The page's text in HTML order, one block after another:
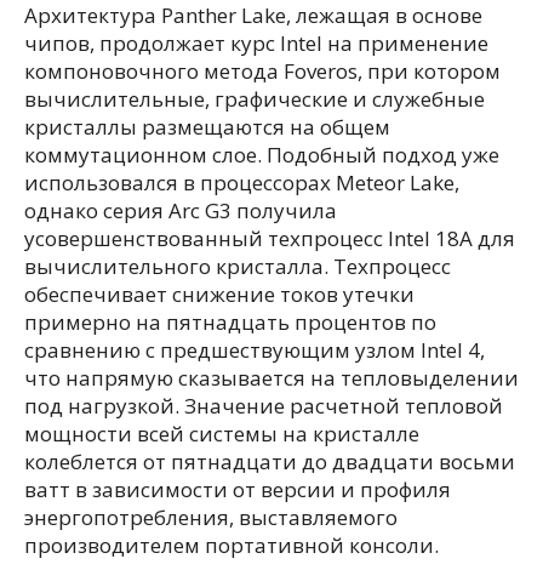
Архитектура Panther Lake, лежащая в основе
чипов, продолжает курс Intel на применение
компоновочного метода Foveros, при котором
вычислительные, графические и служебные
кристаллы размещаются на общем
коммутационном слое. Подобный подход уже
использовался в процессорах Meteor Lake,
однако серия Arc G3 получила
усовершенствованный техпроцесс Intel 18A для
вычислительного кристалла. Техпроцесс
обеспечивает снижение токов утечки
примерно на пятнадцать процентов по
сравнению с предшествующим узлом Intel 4,
что напрямую сказывается на тепловыделении
под нагрузкой. Значение расчетной тепловой
мощности всей системы на кристалле
колеблется от пятнадцати до двадцати восьми
ватт в зависимости от версии и профиля
энергопотребления, выставляемого
производителем портативной консоли.